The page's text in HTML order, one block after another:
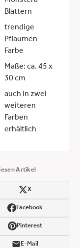
Blättern
trendige
Pflaumen-
Farbe
Maße: ca. 45 x
30 cm
auch in zwei
weiteren
Farben
erhältlich
Artikel
X
Facebook
Pinterest
E-Mail